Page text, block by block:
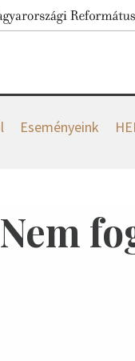
Eseményeink
Nem